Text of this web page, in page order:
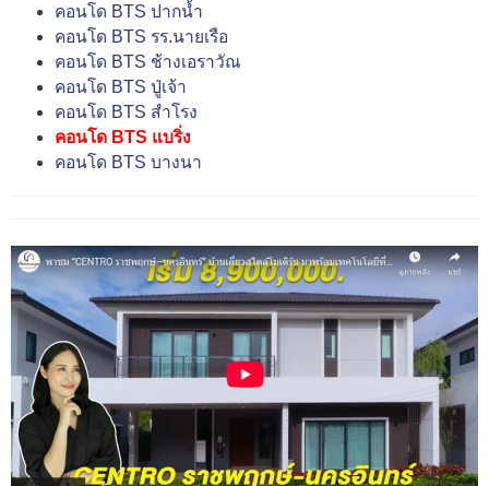
คอนโด BTS ปากน้ำ
คอนโด BTS รร.นายเรือ
คอนโด BTS ช้างเอราวัณ
คอนโด BTS ปู่เจ้า
คอนโด BTS สำโรง
คอนโด BTS แบริ่ง
คอนโด BTS บางนา